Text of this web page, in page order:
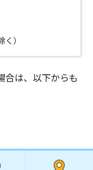
）
合は、以下からも